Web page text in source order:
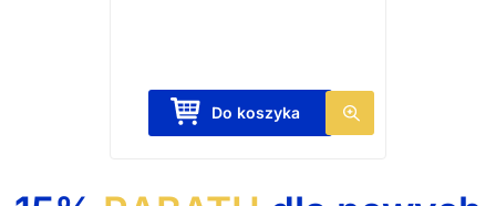
Do koszyka